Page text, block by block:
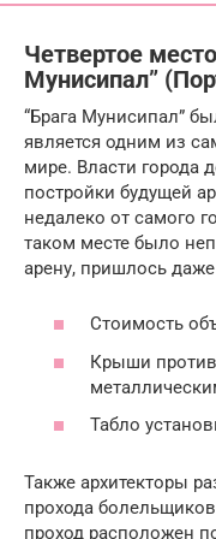
Четвертое
Мунисипал”
“Брага Мунисипал”
является одним из
мире. Власти города
постройки будущей
недалеко от самого
таком месте было
арену, пришлось
Стоимость
Крыши
Табло
Также архитекторы
прохода
проход расположен